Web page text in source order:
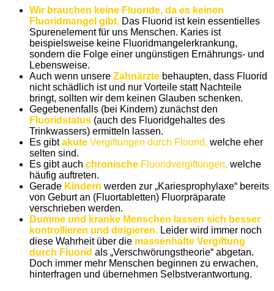
Wir brauchen keine Fluoride, da es keinen
Fluoridmangel gibt, Das Fluorid ist kein essentielles
Spurenelement für uns Menschen. Karies ist
beispielsweise keine Fluoridmangelerkrankung,
sondern die Folge einer ungünstigen Ernährungs- und
Lebensweise.
Auch wenn unsere Zahnärzte behaupten, dass Fluorid
nicht schädlich ist und nur Vorteile statt Nachteile
bringt, sollten wir dem keinen Glauben schenken.
Gegebenenfalls (bei Kindern) zunächst den
Fluoridstatus (auch des Fluoridgehaltes des
Trinkwassers) ermitteln lassen.
Es gibtakute Vergiftungen durch Fluorid, welche eher
selten sind.
Es gibt auch chronische Fluoridvergiftungen, welche
häufig auftreten.
Gerade Kindern werden zur „Kariesprophylaxe“ bereits
von Geburt an (Fluortabletten) Fluorpräparate
verschrieben werden.
Dumme und kranke Menschen lassen sich besser
kontrollieren und dirigieren. Leider wird immer noch
diese Wahrheit über die massenhafte Vergiftung
durch Fluorid als „Verschwörungstheorie“ abgetan.
Doch immer mehr Menschen beginnen zu erwachen,
hinterfragen und übernehmen Selbstverantwortung.